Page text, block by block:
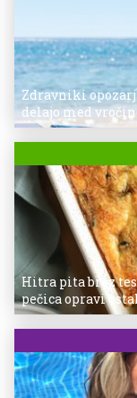
Zdravniki
delajo med
Hitra pita brez
pečica opravi